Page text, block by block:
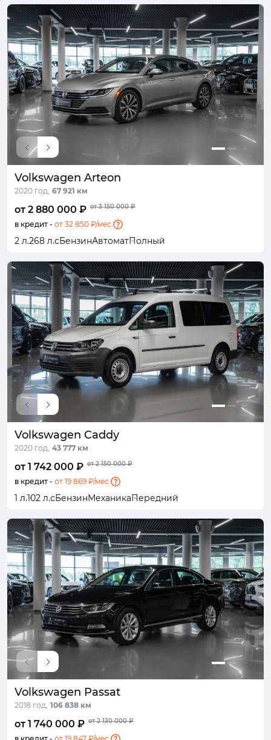
Volkswagen Arteon
2020 год, 67 921 км
от 2 880 000 ₽ от 3 150 000 ₽
в кредит - от 32 850 ₽/мес.
2 л.268 л.сБензинАвтоматПолный
Volkswagen Caddy
2020 год, 43 777 км
от 1 742 000 ₽ от 2 150 000 ₽
в кредит - от 19 869 ₽/мес.
1 л.102 л.сБензинМеханикаПередний
Volkswagen Passat
2018 год, 106 838 км
от 1 740 000 ₽ от 2 130 000 ₽